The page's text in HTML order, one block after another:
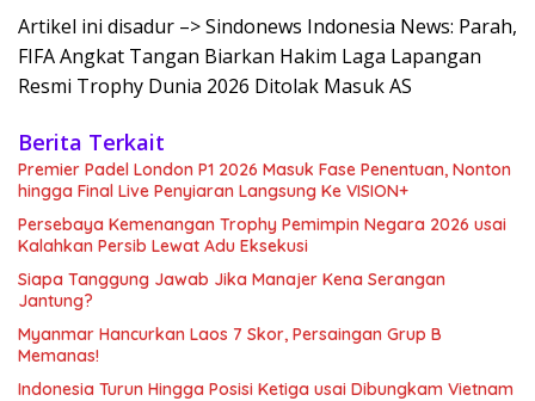
Artikel ini disadur –> Sindonews Indonesia News: Parah,
FIFA Angkat Tangan Biarkan Hakim Laga Lapangan
Resmi Trophy Dunia 2026 Ditolak Masuk AS
Berita Terkait
Premier Padel London P1 2026 Masuk Fase Penentuan, Nonton
hingga Final Live Penyiaran Langsung Ke VISION+
Persebaya Kemenangan Trophy Pemimpin Negara 2026 usai
Kalahkan Persib Lewat Adu Eksekusi
Siapa Tanggung Jawab Jika Manajer Kena Serangan
Jantung?
Myanmar Hancurkan Laos 7 Skor, Persaingan Grup B
Memanas!
Indonesia Turun Hingga Posisi Ketiga usai Dibungkam Vietnam